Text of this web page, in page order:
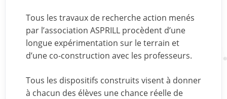
Tous les travaux de recherche action menés
par l’association ASPRILL procèdent d’une
longue expérimentation sur le terrain et
d’une co-construction avec les professeurs.
Tous les dispositifs construits visent à donner
à chacun des élèves une chance réelle de